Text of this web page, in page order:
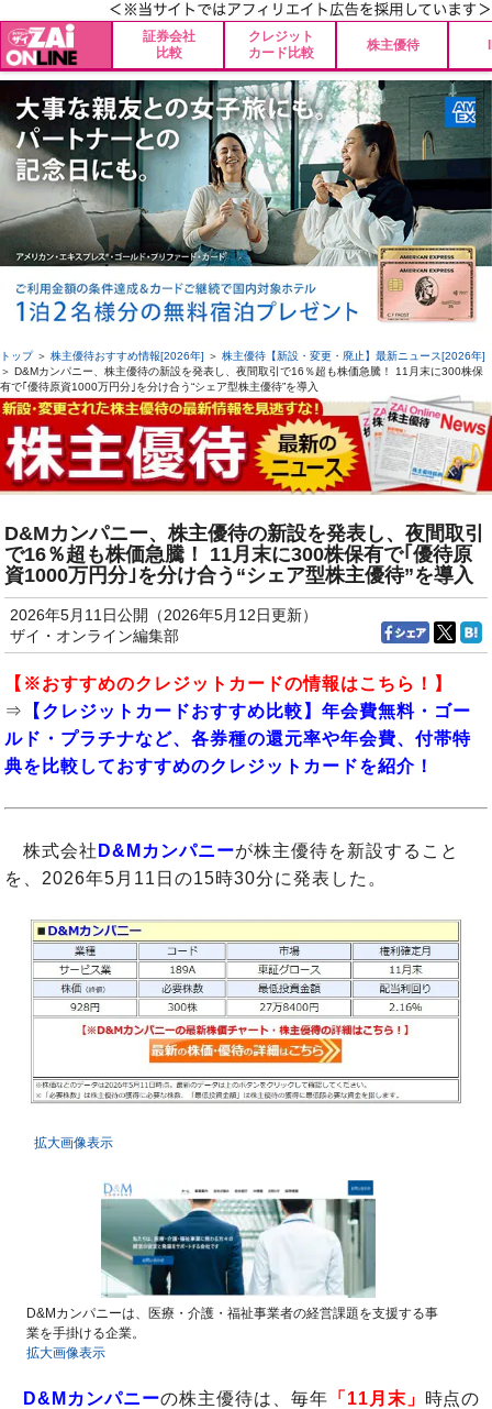
証券会社
比較
クレジット
カード比較
株主優待
トップ＞ 株主優待おすすめ情報[2026年] ＞ 株主優待【新設・変更・廃止】最新ニュース[2026年]
＞ D&Mカンパニー、株主優待の新設を発表し、夜間取引で16％超も株価急騰！ 11月末に300株保
有で｢優待原資1000万円分｣を分け合う“シェア型株主優待”を導入
D&Mカンパニー、株主優待の新設を発表し、夜間取引
で16％超も株価急騰！ 11月末に300株保有で｢優待原
資1000万円分｣を分け合う“シェア型株主優待”を導入
2026年5月11日公開（2026年5月12日更新）
ザイ・オンライン編集部
【※おすすめのクレジットカードの情報はこちら！】
⇒
【クレジットカードおすすめ比較】年会費無料・ゴー
ルド・プラチナなど、各券種の還元率や年会費、付帯特
典を比較しておすすめのクレジットカードを紹介！
株式会社 D&Mカンパニーが株主優待を新設すること
を、2026年5月11日の15時30分に発表した。
拡大画像表示
D&Mカンパニーは、医療・介護・福祉事業者の経営課題を支援する事
業を手掛ける企業。
拡大画像表示
D&Mカンパニーの株主優待は、毎年 「11月末」 時点の